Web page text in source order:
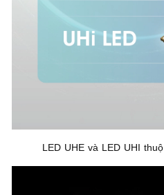
LED UHE và LED UHI